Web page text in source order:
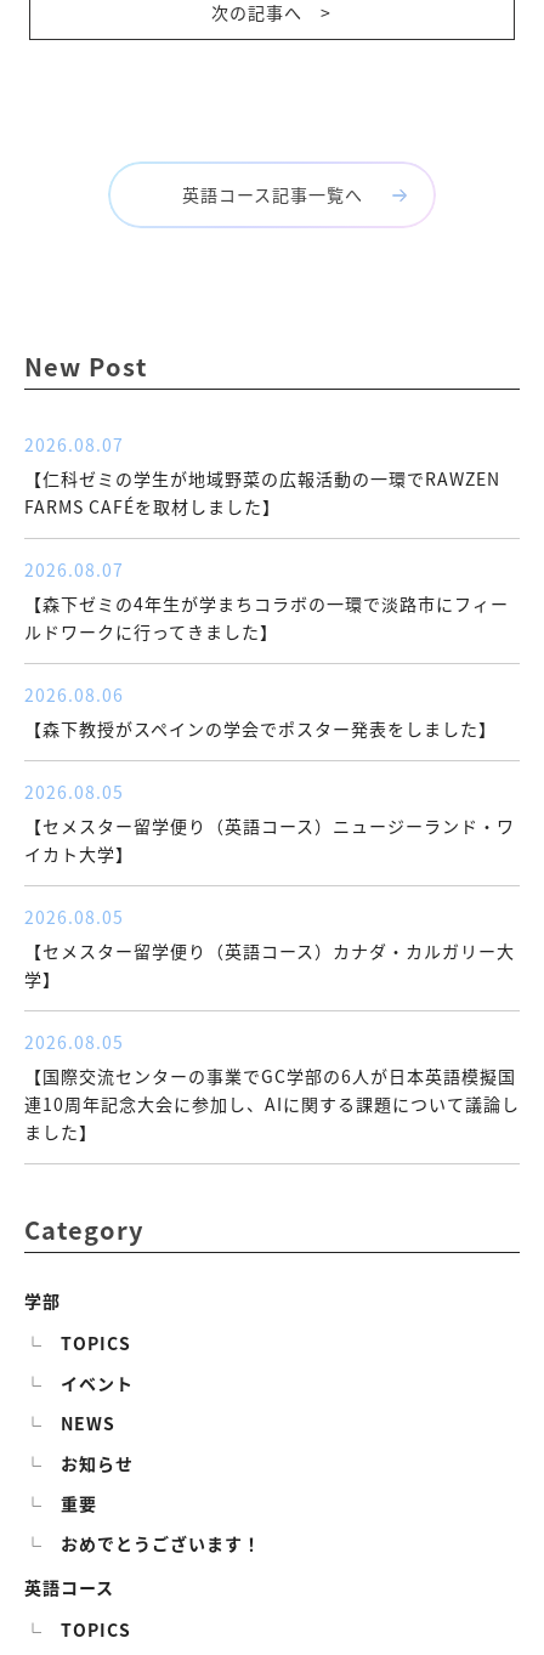
次の記事へ >
英語コース記事一覧へ
New Post
2026.08.07
【仁科ゼミの学生が地域野菜の広報活動の一環でRAWZEN
FARMS CAFÉを取材しました】
2026.08.07
【森下ゼミの4年生が学まちコラボの一環で淡路市にフィー
ルドワークに行ってきました】
2026.08.06
【森下教授がスペインの学会でポスター発表をしました】
2026.08.05
【セメスター留学便り（英語コース）ニュージーランド・ワ
イカト大学】
2026.08.05
【セメスター留学便り（英語コース）カナダ・カルガリー大
学】
2026.08.05
【国際交流センターの事業でGC学部の6人が日本英語模擬国
連10周年記念大会に参加し、AIに関する課題について議論し
ました】
Category
学部
TOPICS
イベント
NEWS
お知らせ
重要
おめでとうございます！
英語コース
TOPICS